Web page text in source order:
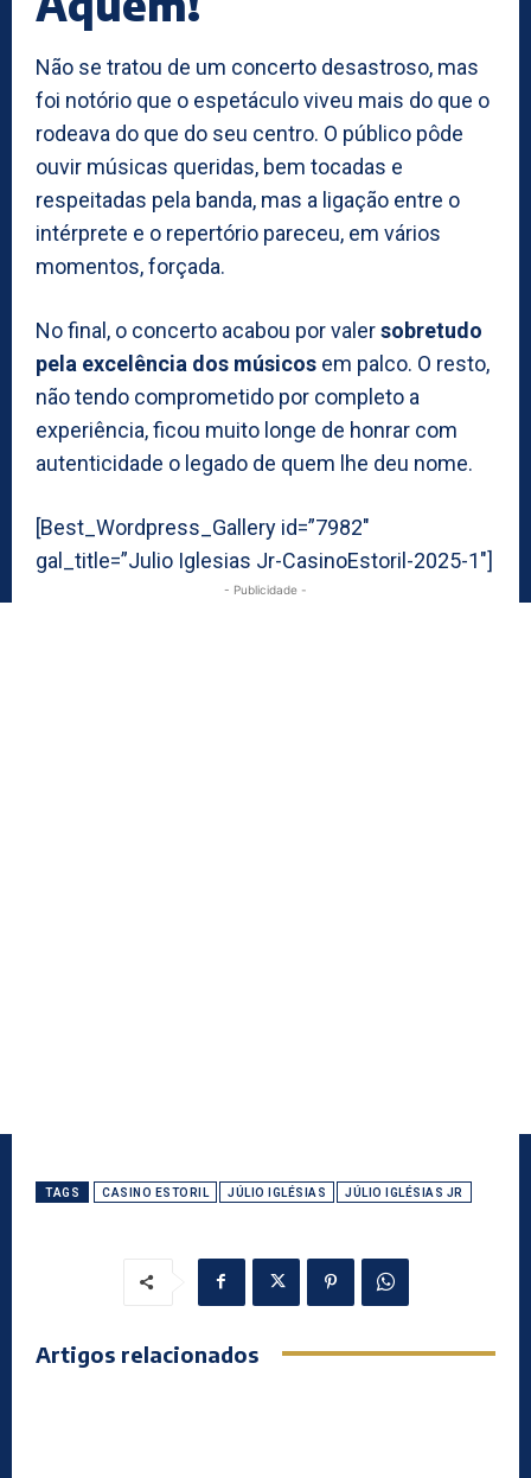
Não se tratou de um concerto desastroso, mas
foi notório que o espetáculo viveu mais do que o
rodeava do que do seu centro. O público pôde
ouvir músicas queridas, bem tocadas e
respeitadas pela banda, mas a ligação entre o
intérprete e o repertório pareceu, em vários
momentos, forçada.
No final, o concerto acabou por valersobretudo
pela excelência dos músicos em palco. O resto,
não tendo comprometido por completo a
experiência, ficou muito longe de honrar com
autenticidade o legado de quem lhe deu nome.
[Best_Wordpress_Gallery id=”7982″
gal_title=”Julio Iglesias Jr-CasinoEstoril-2025-1″]
- Publicidade -
TAGS CASINO ESTORIL JÚLIO IGLÉSIAS JÚLIO IGLÉSIAS JR
Artigos relacionados